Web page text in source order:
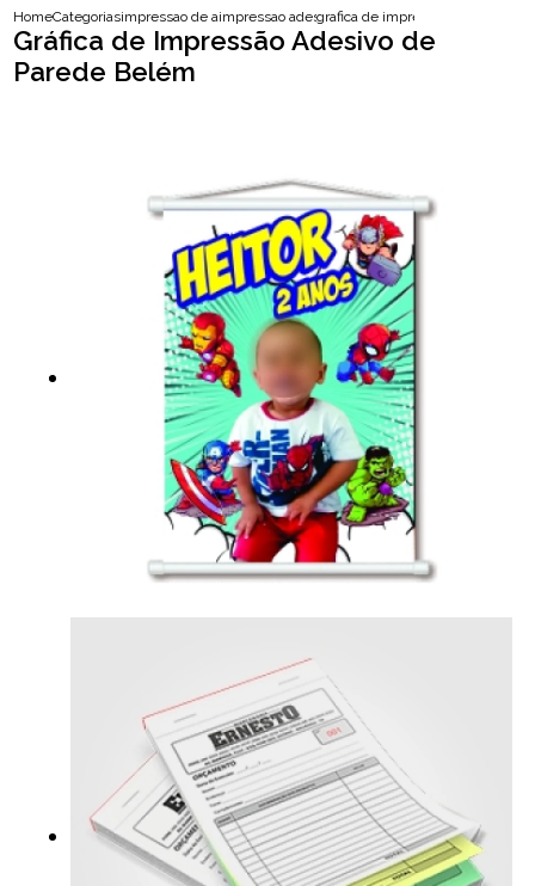
HomeCategoriasimpressao de adesivosimpressao adesivo perfuradografica de impressao adesivo de
Gráfica de Impressão Adesivo de
Parede Belém